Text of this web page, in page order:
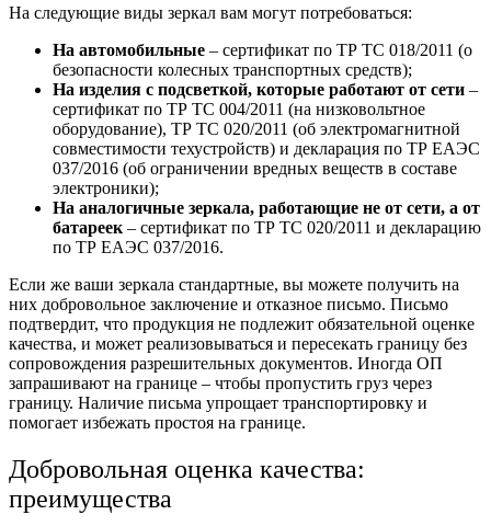
На следующие виды зеркал вам могут потребоваться:
На автомобильные – сертификат по ТР ТС 018/2011 (о
безопасности колесных транспортных средств);
На изделия с подсветкой, которые работают от сети –
сертификат по ТР ТС 004/2011 (на низковольтное
оборудование), ТР ТС 020/2011 (об электромагнитной
совместимости техустройств) и декларация по ТР ЕАЭС
037/2016 (об ограничении вредных веществ в составе
электроники);
На аналогичные зеркала, работающие не от сети, а от
батареек – сертификат по ТР ТС 020/2011 и декларацию
по ТР ЕАЭС 037/2016.
Если же ваши зеркала стандартные, вы можете получить на
них добровольное заключение и отказное письмо. Письмо
подтвердит, что продукция не подлежит обязательной оценке
качества, и может реализовываться и пересекать границу без
сопровождения разрешительных документов. Иногда ОП
запрашивают на границе – чтобы пропустить груз через
границу. Наличие письма упрощает транспортировку и
помогает избежать простоя на границе.
Добровольная оценка качества:
преимущества